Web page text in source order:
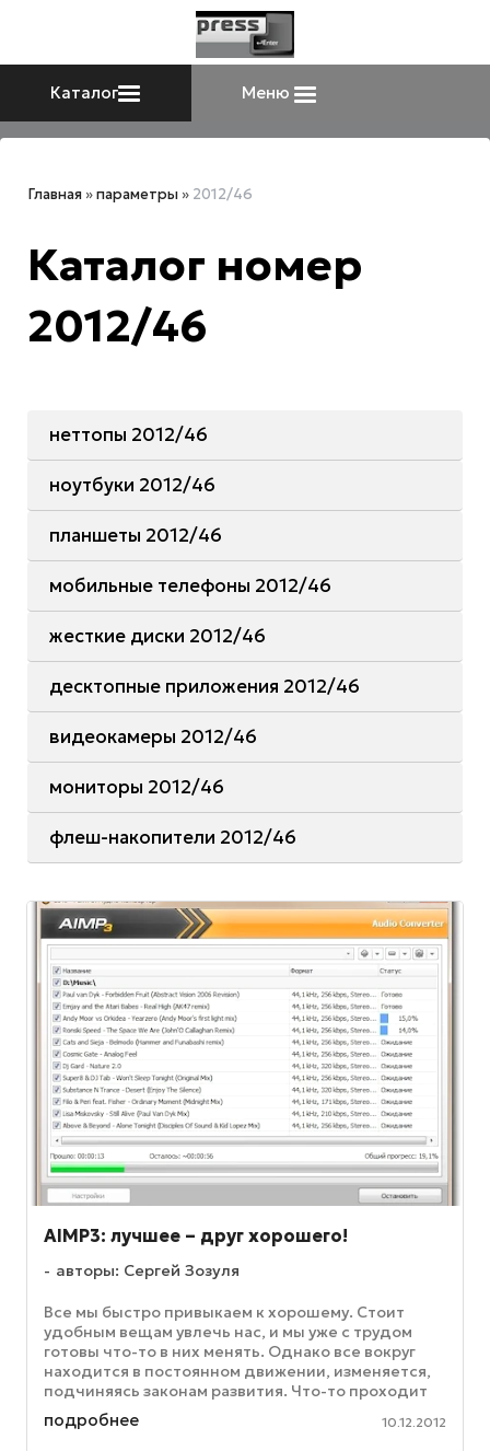
Каталог Меню
Главная »параметры » 2012/46
Каталог номер
2012/46
неттопы 2012/46
ноутбуки 2012/46
планшеты 2012/46
мобильные телефоны 2012/46
жесткие диски 2012/46
десктопные приложения 2012/46
видеокамеры 2012/46
мониторы 2012/46
флеш-накопители 2012/46
AIMP3: лучшее – друг хорошего!
авторы: Сергей Зозуля
Все мы быстро привыкаем к хорошему. Стоит
удобным вещам увлечь нас, и мы уже с трудом
готовы что-то в них менять. Однако все вокруг
находится в постоянном движении, изменяется,
подчиняясь законам развития. Что-то проходит
мимо, теряется в ...
подробнее 10.12.2012